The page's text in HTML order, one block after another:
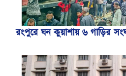
রংপুরে ঘন কুয়াশায় ৬ গাড়ির